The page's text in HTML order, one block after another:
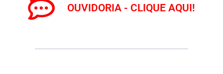
OUVIDORIA - CLIQUE AQUI!